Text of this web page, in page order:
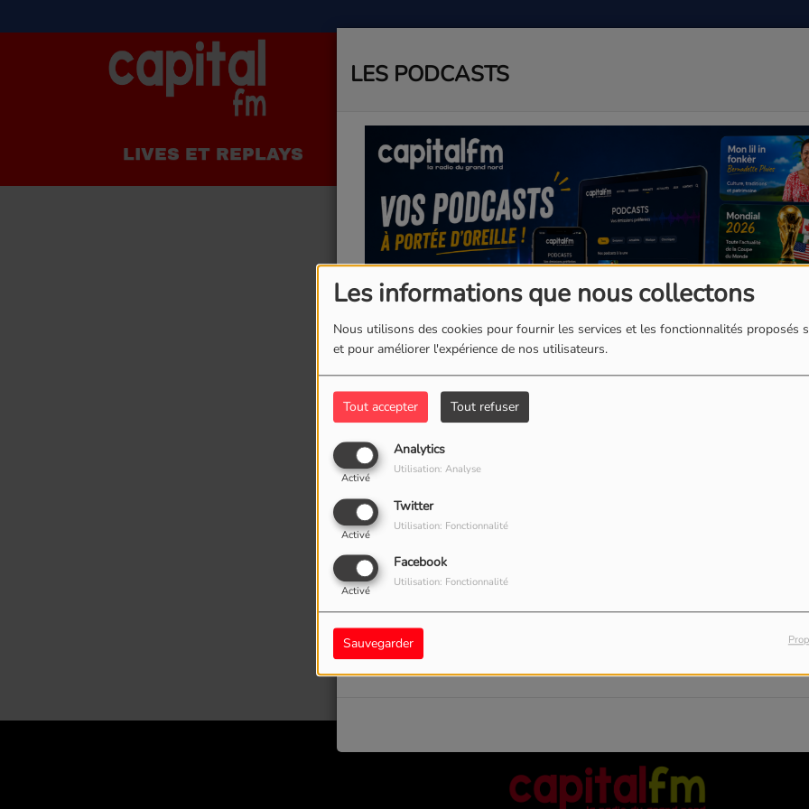
Les informations que nous collectons
Nous utilisons des cookies pour fournir les services et les fonctionnalités proposés
et pour améliorer l'expérience de nos utilisateurs.
Tout accepter Tout refuser
Analytics
Activé
Utilisation: Analyse
Twitter
Activé
Utilisation: Fonctionnalité
Facebook
Activé
Utilisation: Fonctionnalité
Sauvegarder
LIVES ET REPLAYS LA RADIO AGENDA
Oups, vous avez rencontré une
Il semble que la page que vous recherchez n’existe plus.
LES PODCASTS